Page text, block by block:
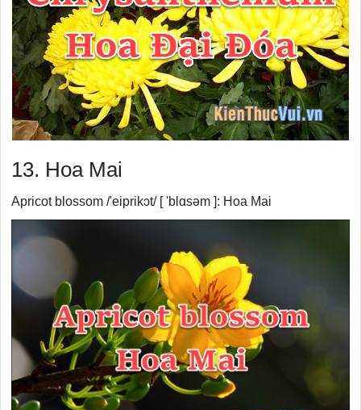
13. Hoa Mai
Apricot blossom /'eiprikɔt/ [ 'blɑsəm ]: Hoa Mai